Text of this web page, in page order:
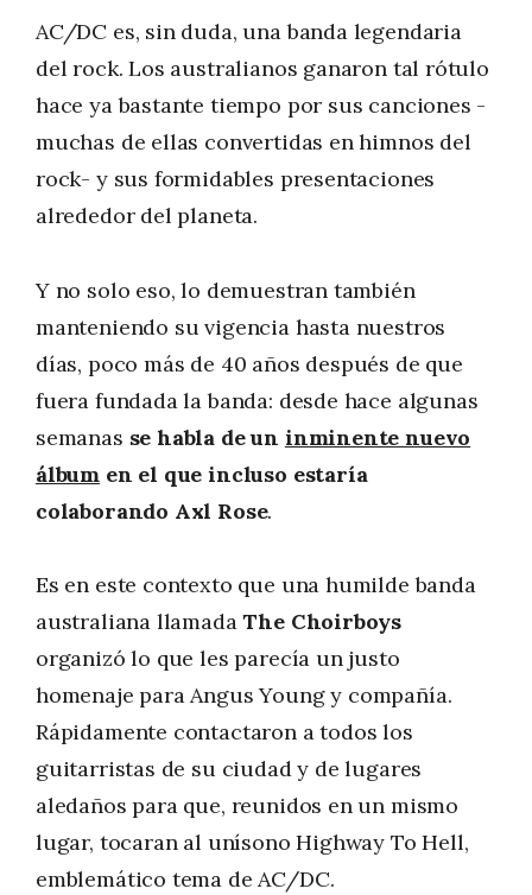
AC/DC es, sin duda, una banda legendaria
del rock. Los australianos ganaron tal rótulo
hace ya bastante tiempo por sus canciones -
muchas de ellas convertidas en himnos del
rock- y sus formidables presentaciones
alrededor del planeta.
Y no solo eso, lo demuestran también
manteniendo su vigencia hasta nuestros
días, poco más de 40 años después de que
fuera fundada la banda: desde hace algunas
semanas se habla de un inminente nuevo
álbum en el que incluso estaría
colaborando Axl Rose.
Es en este contexto que una humilde banda
australiana llamadaThe Choirboys
organizó lo que les parecía un justo
homenaje para Angus Young y compañía.
Rápidamente contactaron a todos los
guitarristas de su ciudad y de lugares
aledaños para que, reunidos en un mismo
lugar, tocaran al unísono Highway To Hell,
emblemático tema de AC/DC.